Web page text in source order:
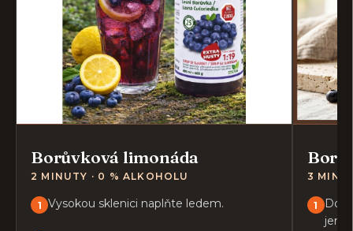
Borůvková limonáda
2 MINUTY · 0 % ALKOHOLU
Vysokou sklenici naplňte ledem.
3
Do